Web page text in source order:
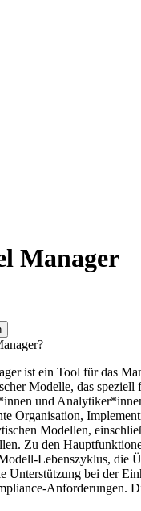
Manager
ist ein Tool für das
Modelle, das speziell
und
Organisation,
Modellen,
Zu den
Lebenszyklus, die
Unterstützung bei der
Anforderungen.